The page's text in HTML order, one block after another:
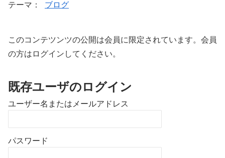
テーマ：
ブログ
このコンテツンツの公開は会員に限定されています。会員
の方はログインしてください。
既存ユーザのログイン
ユーザー名またはメールアドレス
パスワード